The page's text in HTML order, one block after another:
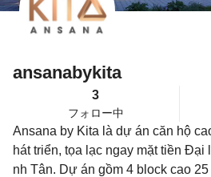
ansanabykita
3
フォロー中
Ansana by Kita là dự án căn hộ
hát triển, tọa lạc ngay mặt tiền Đại
nh Tân. Dự án gồm 4 block cao